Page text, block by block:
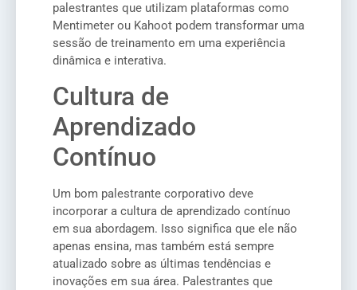
palestrantes que utilizam plataformas como
Mentimeter ou Kahoot podem transformar uma
sessão de treinamento em uma experiência
dinâmica e interativa.
Cultura de
Aprendizado
Contínuo
Um bom palestrante corporativo deve
incorporar a cultura de aprendizado contínuo
em sua abordagem. Isso significa que ele não
apenas ensina, mas também está sempre
atualizado sobre as últimas tendências e
inovações em sua área. Palestrantes que